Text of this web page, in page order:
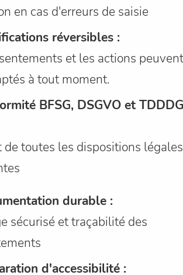
en cas d'erreurs de saisie
réversibles :
et les actions peuvent
à tout moment.
BFSG, DSGVO et TDDDG
de toutes les dispositions légales
durable :
sécurisé et traçabilité des
d'accessibilité :